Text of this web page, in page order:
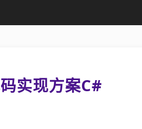
实现方案C#